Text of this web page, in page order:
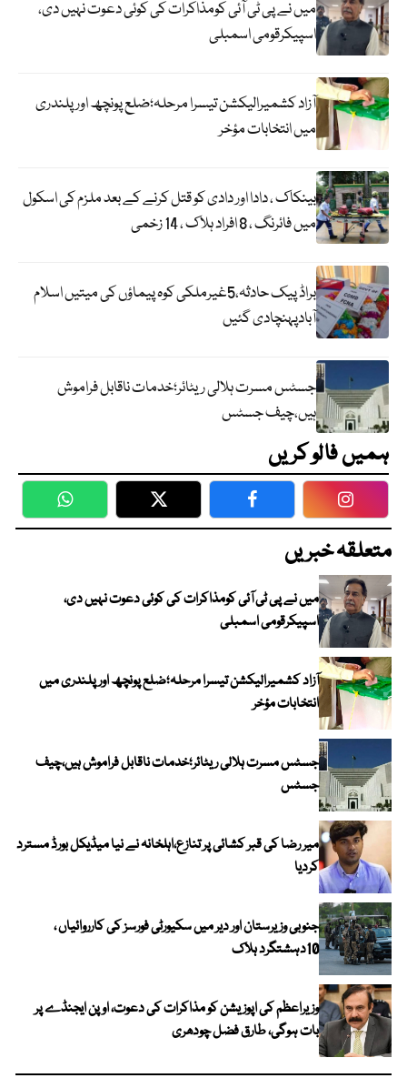
میں نے پی ٹی آئی کومذاکرات کی کوئی دعوت نہیں دی،
اسپیکرقومی اسمبلی
آزاد کشمیرالیکشن تیسرا مرحلہ؛ضلع پونچھ اور پلندری
میں انتخابات مؤخر
بینکاک ، دادا اور دادی کو قتل کرنے کے بعد ملزم کی اسکول
میں فائرنگ ، 8 افراد ہلاک ، 14 زخمی
براڈ پیک حادثہ،5غیرملکی کوہ پیماؤں کی میتیں اسلام
آبادپہنچادی گئیں
جسٹس مسرت ہلالی ریٹائر؛خدمات ناقابل فراموش
ہیں،چیف جسٹس
ہمیں فالو کریں
WhatsApp Twitter Facebook
متعلقہ خبریں
میں نے پی ٹی آئی کومذاکرات کی کوئی دعوت نہیں دی،
اسپیکرقومی اسمبلی
آزاد کشمیرالیکشن تیسرا مرحلہ؛ضلع پونچھ اور پلندری میں
انتخابات مؤخر
جسٹس مسرت ہلالی ریٹائر؛خدمات ناقابل فراموش ہیں،چیف
جسٹس
میر رضا کی قبر کشائی پر تنازع،اہلخانہ نے نیا میڈیکل بورڈ مسترد
کردیا
جنوبی وزیرستان اور دیر میں سکیورٹی فورسز کی کارروائیاں ،
10دہشتگرد ہلاک
وزیراعظم کی اپوزیشن کو مذاکرات کی دعوت، اوپن ایجنڈے پر
بات ہوگی، طارق فضل چودھری